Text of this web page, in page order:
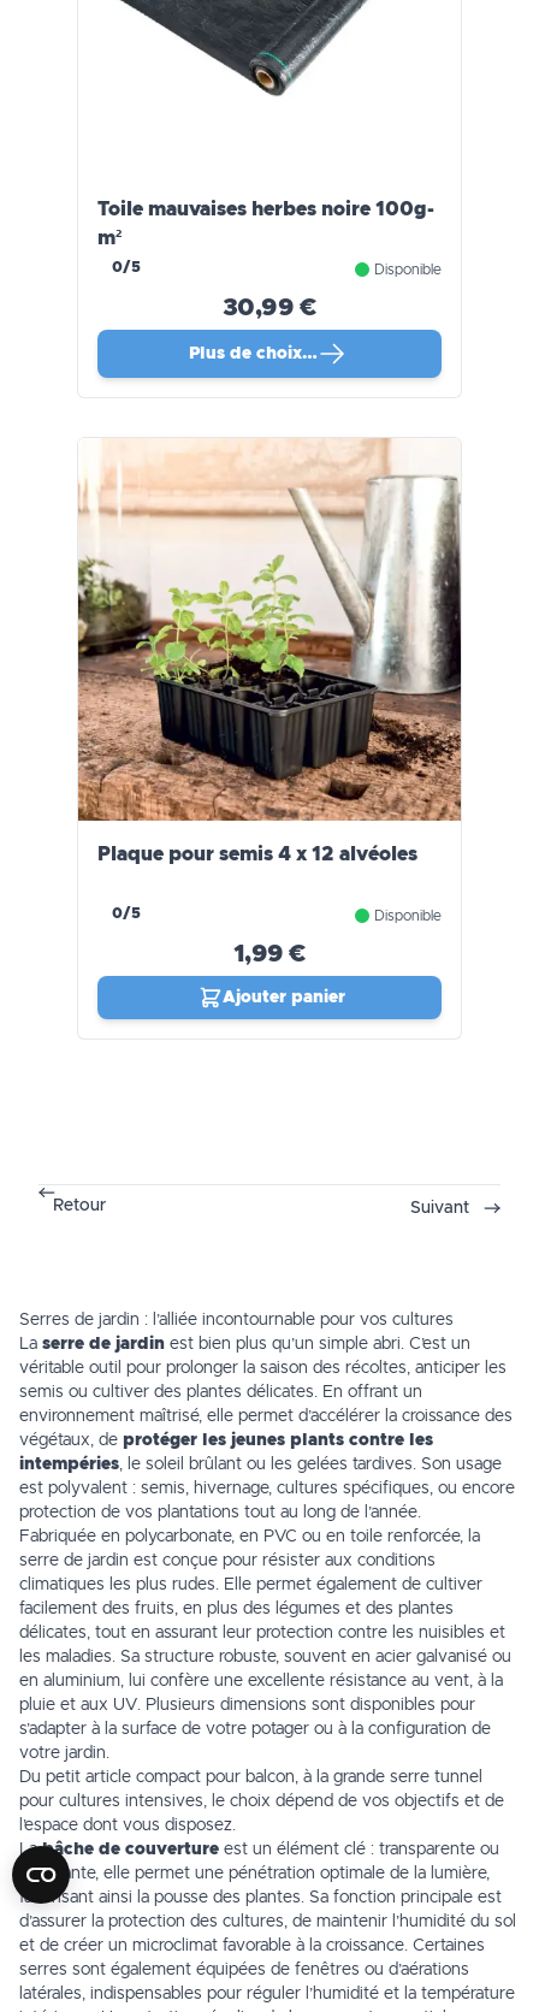
Toile mauvaises herbes noire 100g-
m²
0/5 Disponible
30,99 €
Plus de choix…
Plaque pour semis 4 x 12 alvéoles
0/5 Disponible
1,99 €
Ajouter panier
Retour Suivant
Serres de jardin : l’alliée incontournable pour vos cultures
La serre de jardin est bien plus qu’un simple abri. C’est un
véritable outil pour prolonger la saison des récoltes, anticiper les
semis ou cultiver des plantes délicates. En offrant un
environnement maîtrisé, elle permet d’accélérer la croissance des
végétaux, de protéger les jeunes plants contre les
intempéries, le soleil brûlant ou les gelées tardives. Son usage
est polyvalent : semis, hivernage, cultures spécifiques, ou encore
protection de vos plantations tout au long de l’année.
Fabriquée en polycarbonate, en PVC ou en toile renforcée, la
serre de jardin est conçue pour résister aux conditions
climatiques les plus rudes. Elle permet également de cultiver
facilement des fruits, en plus des légumes et des plantes
délicates, tout en assurant leur protection contre les nuisibles et
les maladies. Sa structure robuste, souvent en acier galvanisé ou
en aluminium, lui confère une excellente résistance au vent, à la
pluie et aux UV. Plusieurs dimensions sont disponibles pour
s’adapter à la surface de votre potager ou à la configuration de
votre jardin.
Du petit article compact pour balcon, à la grande serre tunnel
pour cultures intensives, le choix dépend de vos objectifs et de
l’espace dont vous disposez.
Labâche de couverture est un élément clé : transparente ou
diffusante, elle permet une pénétration optimale de la lumière,
favorisant ainsi la pousse des plantes. Sa fonction principale est
d’assurer la protection des cultures, de maintenir l’humidité du sol
et de créer un microclimat favorable à la croissance. Certaines
serres sont également équipées de fenêtres ou d’aérations
latérales, indispensables pour réguler l’humidité et la température